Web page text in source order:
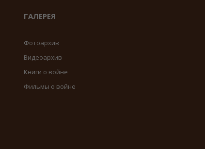
ГАЛЕРЕЯ
Фотоархив
Видеоархив
Книги о войне
Фильмы о войне